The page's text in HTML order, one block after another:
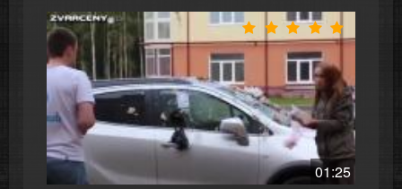
01:25